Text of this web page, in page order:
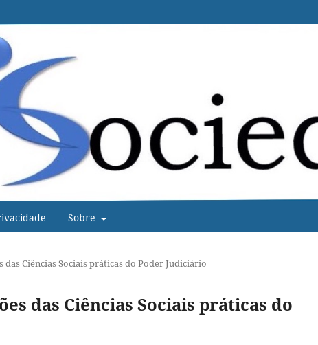
Sobre
das Ciências Sociais práticas do Poder Judiciário
das Ciências Sociais práticas do